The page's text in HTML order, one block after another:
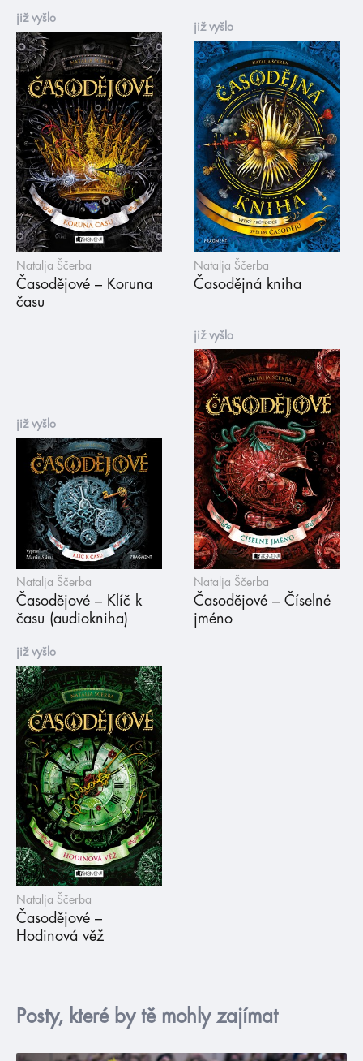
již vyšlo
Natalja Ščerba
Časodějové – Koruna
času
již vyšlo
Natalja Ščerba
Časodějná kniha
již vyšlo
Natalja Ščerba
Časodějové – Klíč k
času (audiokniha)
již vyšlo
Natalja Ščerba
Časodějové – Číselné
jméno
již vyšlo
Natalja Ščerba
Časodějové –
Hodinová věž
Posty, které by tě mohly zajímat